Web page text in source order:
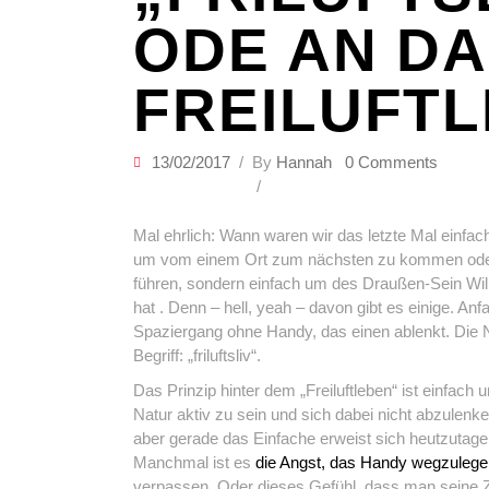
ODE AN
13/02/2017 By Hannah 0 Comments
Mal ehrlich: Wann waren wir das letzte Mal
um vom einem Ort zum nächsten zu kommen
führen, sondern einfach um des Draußen-Sein
hat . Denn – hell, yeah – davon gibt es einige.
Spaziergang ohne Handy, das einen ablenkt.
Begriff: „friluftsliv“.
Das Prinzip hinter dem „Freiluftleben“ ist
Natur aktiv zu sein und sich dabei nicht
aber gerade das Einfache erweist sich
Manchmal ist es die Angst, das Handy